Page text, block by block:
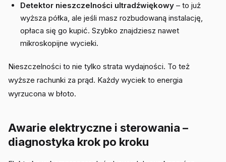
Detektor nieszczelności ultradźwiękowy – to już
wyższa półka, ale jeśli masz rozbudowaną instalację,
opłaca się go kupić. Szybko znajdziesz nawet
mikroskopijne wycieki.
Nieszczelności to nie tylko strata wydajności. To też
wyższe rachunki za prąd. Każdy wyciek to energia
wyrzucona w błoto.
Awarie elektryczne i sterowania –
diagnostyka krok po kroku